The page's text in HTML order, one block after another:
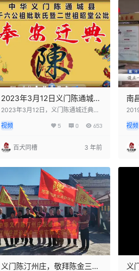
2023年3月12日义门陈通城迁
典活动：纪念始祖与二世祖，
弘扬传统文化
2023年3月12日，义门陈通城迁典活
次活动是为了纪念始祖千六公祖妣耿
为了传承和弘扬义门陈家族的传统文
化。在迁典仪式上，家族成员共同祭
族繁荣昌盛，子孙后代幸福安康。整
个活动庄重而神圣，展现了义门陈家
族的凝聚力和向心力。
视频 5 0 653
百犬同槽 3 年前
南
区
氛
次
活
展
了
文
力
视频
义门陈汀州庄，敬拜陈金三朗
义